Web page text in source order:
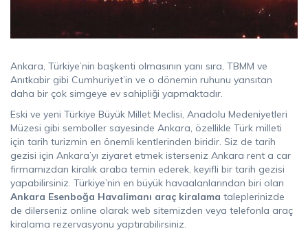
Ankara, Türkiye’nin başkenti olmasının yanı sıra, TBMM ve
Anıtkabir gibi Cumhuriyet’in ve o dönemin ruhunu yansıtan
daha bir çok simgeye ev sahipliği yapmaktadır.
Eski ve yeni Türkiye Büyük Millet Meclisi, Anadolu Medeniyetleri
Müzesi gibi semboller sayesinde Ankara, özellikle Türk milleti
için tarih turizmin en önemli kentlerinden biridir. Siz de tarih
gezisi için Ankara’yı ziyaret etmek isterseniz Ankara rent a car
firmamızdan kiralık araba temin ederek, keyifli bir tarih gezisi
yapabilirsiniz. Türkiye’nin en büyük havaalanlarından biri olan
Ankara Esenboğa Havalimanı araç kiralama taleplerinizde
de dilerseniz online olarak web sitemizden veya telefonla araç
kiralama rezervasyonu yaptırabilirsiniz.